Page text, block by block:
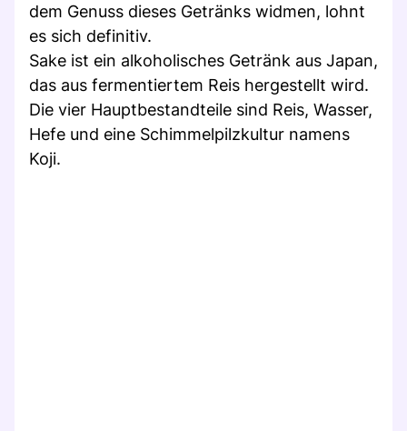
dem Genuss dieses Getränks widmen, lohnt
es sich definitiv.
Sake ist ein alkoholisches Getränk aus Japan,
das aus fermentiertem Reis hergestellt wird.
Die vier Hauptbestandteile sind Reis, Wasser,
Hefe und eine Schimmelpilzkultur namens
Koji.